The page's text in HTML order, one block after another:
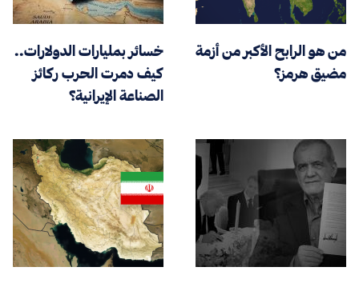
من هو الرابح الأكبر من أزمة
مضيق هرمز؟
خسائر بمليارات الدولارات..
كيف دمرت الحرب ركائز
الصناعة الإيرانية؟